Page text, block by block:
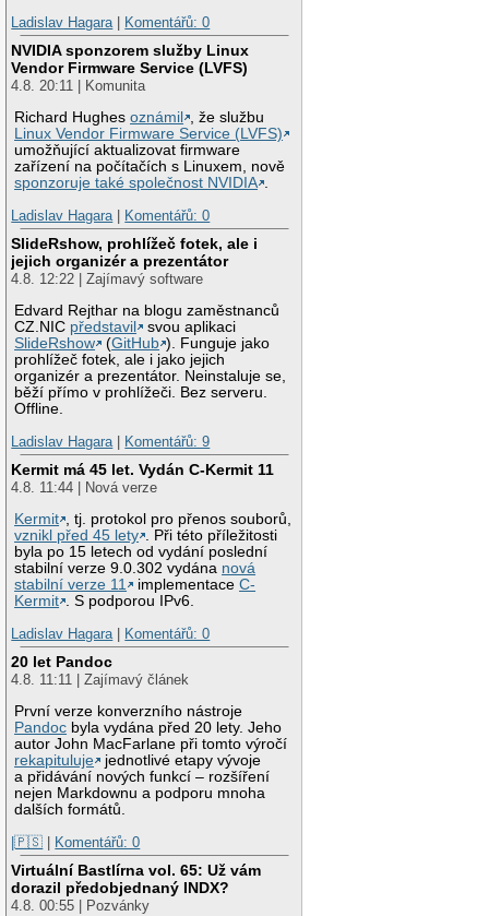
Ladislav Hagara
Komentářů: 0
NVIDIA sponzorem služby Linux
Vendor Firmware Service (LVFS)
4.8. 20:11 | Komunita
Richard Hughesoznámil
, že službu
Linux Vendor Firmware Service (LVFS)
umožňující aktualizovat firmware
zařízení na počítačích s Linuxem, nově
sponzoruje také společnost NVIDIA .
Ladislav Hagara | Komentářů: 0
SlideRshow, prohlížeč fotek, ale i
jejich organizér a prezentátor
4.8. 12:22 | Zajímavý software
Edvard Rejthar na blogu zaměstnanců
CZ.NIC představil
svou aplikaci
SlideRshow
(GitHub ). Funguje jako
prohlížeč fotek, ale i jako jejich
organizér a prezentátor. Neinstaluje se,
běží přímo v prohlížeči. Bez serveru.
Offline.
Ladislav Hagara | Komentářů: 9
Kermit má 45 let. Vydán C-Kermit 11
4.8. 11:44 | Nová verze
Kermit , tj. protokol pro přenos souborů,
vznikl před 45 lety . Při této příležitosti
byla po 15 letech od vydání poslední
stabilní verze 9.0.302 vydána nová
stabilní verze 11
implementaceC-
Kermit . S podporou IPv6.
Ladislav Hagara | Komentářů: 0
20 let Pandoc
4.8. 11:11 | Zajímavý článek
První verze konverzního nástroje
Pandoc byla vydána před 20 lety. Jeho
autor John MacFarlane při tomto výročí
rekapituluje
jednotlivé etapy vývoje
a přidávání nových funkcí – rozšíření
nejen Markdownu a podporu mnoha
dalších formátů.
|🇵🇸 | Komentářů: 0
Virtuální Bastlírna vol. 65: Už vám
dorazil předobjednaný INDX?
4.8. 00:55 | Pozvánky